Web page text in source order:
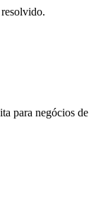
para negócios de